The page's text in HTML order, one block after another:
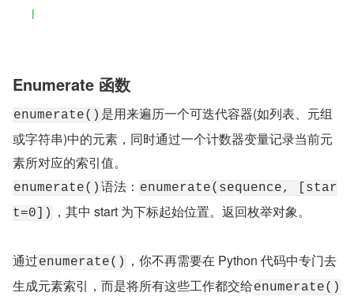
l
Enumerate 函数
enumerate() 是用来遍历一个可迭代容器(如列表、元组
或字符串)中的元素，同时通过一个计数器变量记录当前元
素所对应的索引值。
enumerate() 语法： enumerate(sequence, [star
t=0])
，其中 start 为下标起始位置。返回枚举对象。
通过enumerate()
，你不再需要在 Python 代码中专门去
生成元素索引，而是将所有这些工作都交给enumerate()